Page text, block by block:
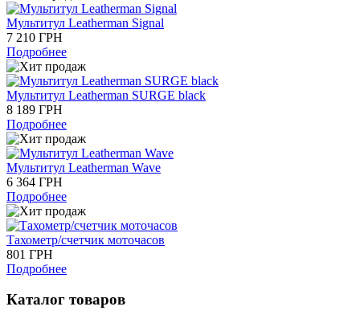
Мультитул Leatherman Signal
7 210 ГРН
Подробнее
Мультитул Leatherman SURGE black
8 189 ГРН
Подробнее
Мультитул Leatherman Wave
6 364 ГРН
Подробнее
Тахометр/счетчик моточасов
801 ГРН
Подробнее
Каталог товаров